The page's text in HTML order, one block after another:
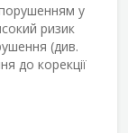
у
ризик
(див.
до корекції